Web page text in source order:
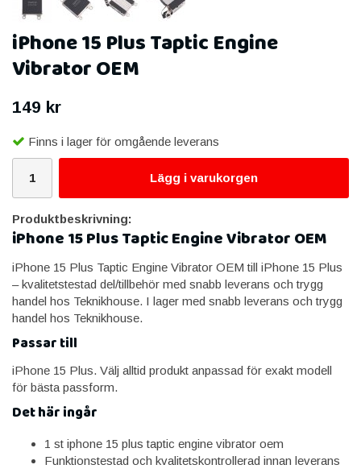
iPhone 15 Plus Taptic Engine
Vibrator OEM
149 kr
Finns i lager för omgående leverans
Lägg i varukorgen
Produktbeskrivning:
iPhone 15 Plus Taptic Engine Vibrator OEM
iPhone 15 Plus Taptic Engine Vibrator OEM till iPhone 15 Plus
– kvalitetstestad del/tillbehör med snabb leverans och trygg
handel hos Teknikhouse. I lager med snabb leverans och trygg
handel hos Teknikhouse.
Passar till
iPhone 15 Plus. Välj alltid produkt anpassad för exakt modell
för bästa passform.
Det här ingår
1 st iphone 15 plus taptic engine vibrator oem
Funktionstestad och kvalitetskontrollerad innan leverans